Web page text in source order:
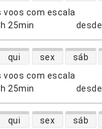
voos com escala
25min desde
voos com escala
25min
qui sex sáb
desde
qui sex sáb